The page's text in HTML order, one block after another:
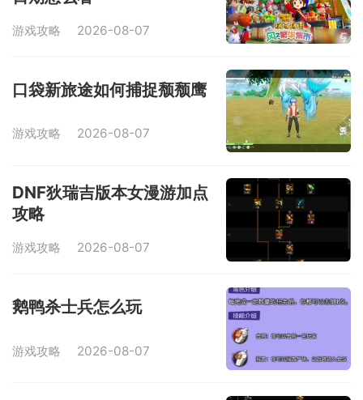
游戏攻略 2026-08-07
口袋新旅途如何捕捉颓颓鹰
游戏攻略 2026-08-07
DNF狄瑞吉版本女漫游加点
攻略
游戏攻略 2026-08-07
鹅鸭杀士兵怎么玩
游戏攻略 2026-08-07